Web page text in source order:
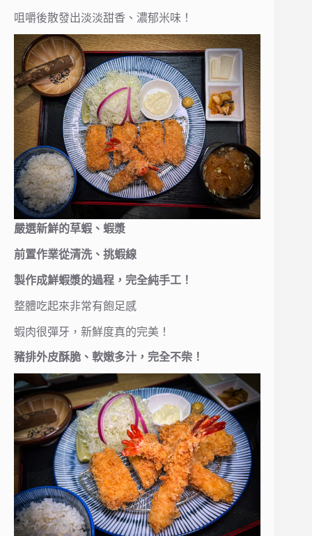
咀嚼後散發出淡淡甜香、濃郁米味！
嚴選新鮮的草蝦、蝦漿
前置作業從清洗、挑蝦線
製作成鮮蝦漿的過程，完全純手工！
整體吃起來非常有飽足感
蝦肉很彈牙，新鮮度真的完美！
豬排外皮酥脆、軟嫩多汁，完全不柴！